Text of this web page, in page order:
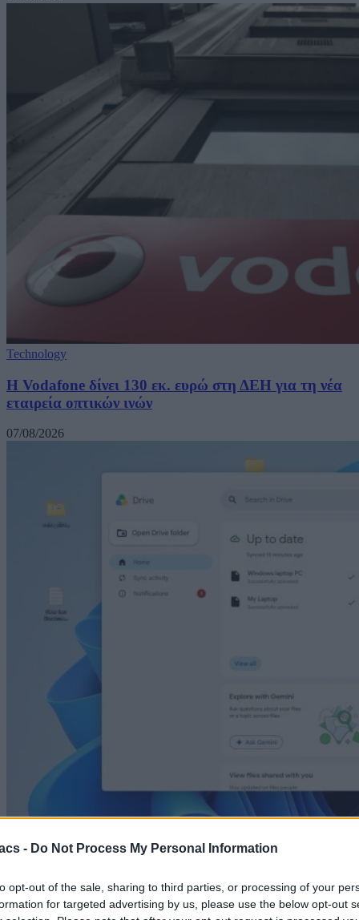
- Do Not Process My Personal Information
opt-out of the sale, sharing to third parties, or processing of your
for targeted advertising by us, please use the below opt-out
Technology
H Vodafone δίνει 130 εκ. ευρώ στη ΔΕΗ για τη νέα
εταιρεία οπτικών ινών
07/08/2026
Google Photos στις 10 Αυγούστου 2026
07/08/2026